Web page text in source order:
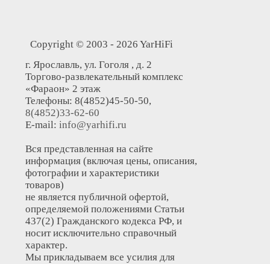
Copyright © 2003 - 2026 YarHiFi
г. Ярославль, ул. Гоголя , д. 2
Торгово-развлекательный комплекс
«Фараон» 2 этаж
Телефоны: 8(4852)45-50-50,
8(4852)33-62-60
E-mail: info@yarhifi.ru
Вся представленная на сайте
информация (включая цены, описания,
фотографии и характеристики
товаров)
не является публичной офертой,
определяемой положениями Статьи
437(2) Гражданского кодекса РФ, и
носит исключительно справочный
характер.
Мы прикладываем все усилия для